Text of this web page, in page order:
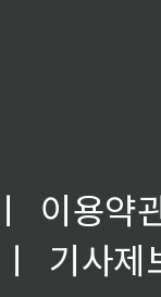
ㅣ
이용약
ㅣ
기사제